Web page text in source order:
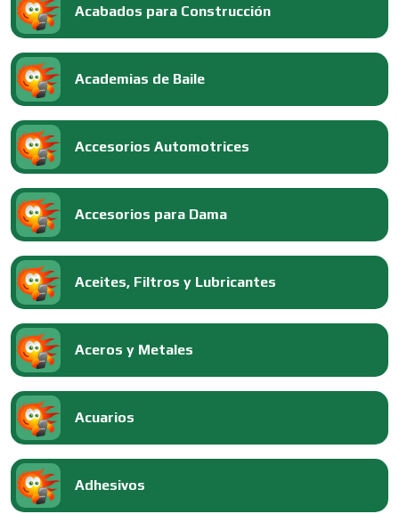
Acabados para Construcción
Academias de Baile
Accesorios Automotrices
Accesorios para Dama
Aceites, Filtros y Lubricantes
Aceros y Metales
Acuarios
Adhesivos